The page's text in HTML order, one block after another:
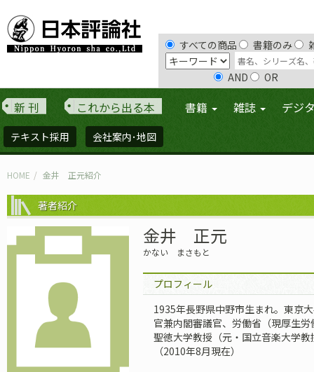
すべての商品 書籍のみ
AND OR
新 刊 これから出る本 書籍 雑誌 デジ
テキスト採用 会社案内･地図
HOME 金井 正元紹介
著者紹介
金井 正元
かない まさもと
プロフィール
1935年長野県中野市生まれ。東京
官兼内閣審議官、労働省（現厚生
聖徳大学教授（元・国立音楽大学
（2010年8月現在）